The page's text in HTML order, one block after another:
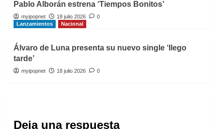
Pablo Alborán estrena ‘Tiempos Bonitos’
myipopnet 18 julio 2026
0
Lanzamientos
Nacional
Álvaro de Luna presenta su nuevo single ‘llego
tarde’
myipopnet 18 julio 2026 0
Deja una respuesta